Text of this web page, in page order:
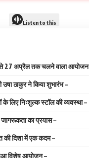
Listen to this
से 27 अप्रैल तक चलने वाला आयोजन
उषा ठाकुर ने किया शुभारंभ –
के लिए निःशुल्क स्टॉल की व्यवस्था –
का प्रयास –
की दिशा में एक कदम –
विशेष आयोजन –